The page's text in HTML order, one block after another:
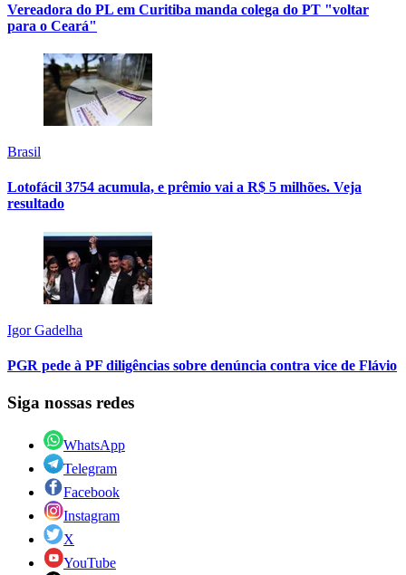
Vereadora do PL em Curitiba manda colega do PT "voltar
para o Ceará"
Brasil
Lotofácil 3754 acumula, e prêmio vai a R$ 5 milhões. Veja
resultado
Igor Gadelha
PGR pede à PF diligências sobre denúncia contra vice de Flávio
Siga nossas redes
WhatsApp
Telegram
Facebook
Instagram
X
YouTube